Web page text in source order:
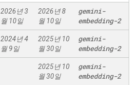
2026년 3
월 10일
2026년 8
월 10일
gemini-
embedding-2
2024년 4
월 9일
2025년 10
월 30일
gemini-
embedding-2
2025년 10
월 30일
gemini-
embedding-2